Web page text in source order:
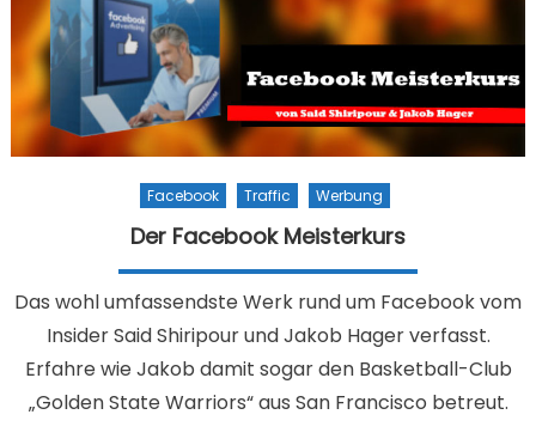
Facebook Traffic Werbung
Der Facebook Meisterkurs
Das wohl umfassendste Werk rund um Facebook vom
Insider Said Shiripour und Jakob Hager verfasst.
Erfahre wie Jakob damit sogar den Basketball-Club
„Golden State Warriors“ aus San Francisco betreut.